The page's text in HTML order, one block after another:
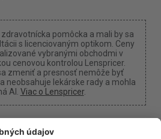
pomôcka a mali by sa
s licenciovaným optikom. Ceny
vybranými obchodmi v
cenovou kontrolou Lenspricer.
zmeniť a presnosť nemôže byť
neobsahuje lekárske rady a mohla
AI. Viac o Lenspricer.